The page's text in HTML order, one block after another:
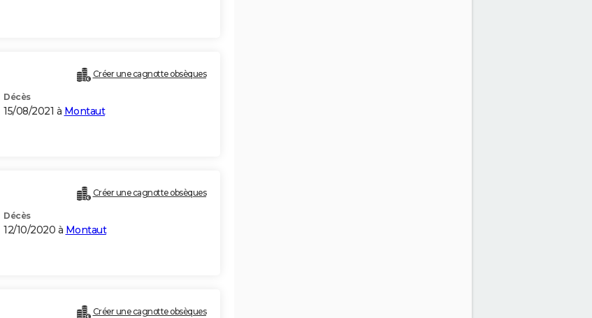
Créer une cagnotte obsèques
Décès
15/08/2021 à Montaut
Créer une cagnotte obsèques
Décès
12/10/2020 à Montaut
Créer une cagnotte obsèques